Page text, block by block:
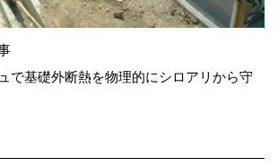
で基礎外断熱を物理的にシロアリから守